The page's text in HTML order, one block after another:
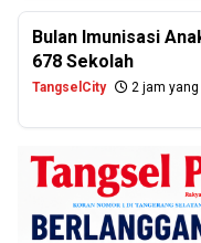
Bulan Imunisasi
678 Sekolah
TangselCity 2 jam yang